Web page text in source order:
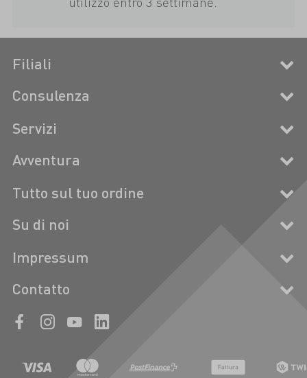
Filiali
Consulenza
Servizi
Avventura
Tutto sul tuo ordine
Su di noi
Impressum
Contatto